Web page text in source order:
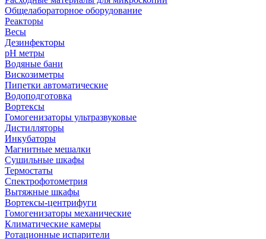
Общелабораторное оборудование
Реакторы
Весы
Дезинфекторы
рН метры
Водяные бани
Вискозиметры
Пипетки автоматические
Водоподготовка
Вортексы
Гомогенизаторы ультразвуковые
Дистилляторы
Инкубаторы
Магнитные мешалки
Сушильные шкафы
Термостаты
Спектрофотометрия
Вытяжные шкафы
Вортексы-центрифуги
Гомогенизаторы механические
Климатические камеры
Ротационные испарители